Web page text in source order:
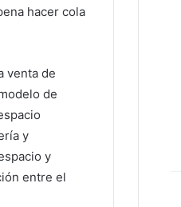
hacer cola
venta de
de
y
y
entre el